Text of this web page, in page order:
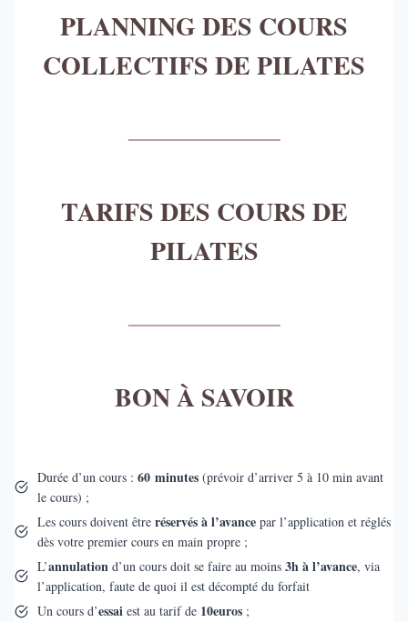
PLANNING DES COURS
COLLECTIFS DE PILATES
TARIFS DES COURS DE
PILATES
BON À SAVOIR
Durée d’un cours : 60 minutes(prévoir d’arriver 5 à 10 min avant
le cours) ;
Les cours doivent être réservés à l’avancepar l’application et réglés
dès votre premier cours en main propre ;
L’annulationd’un cours doit se faire au moins 3h à l’avance, via
l’application, faute de quoi il est décompté du forfait
Un cours d’essai est au tarif de 10euros;